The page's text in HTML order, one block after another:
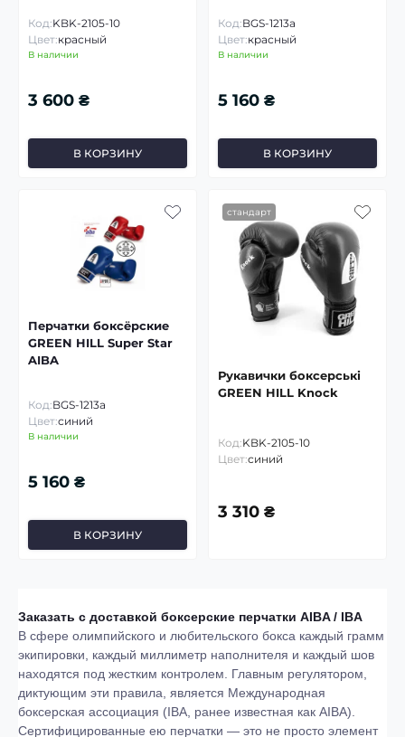
Код:KBK-2105-10
Цвет:красный
В наличии
3 600 ₴
В КОРЗИНУ
Код:BGS-1213a
Цвет:красный
В наличии
5 160 ₴
В КОРЗИНУ
Перчатки боксёрские
GREEN HILL Super Star
AIBA
Код:BGS-1213a
Цвет:синий
В наличии
5 160 ₴
В КОРЗИНУ
стандарт
Рукавички боксерські
GREEN HILL Knock
Код:KBK-2105-10
Цвет:синий
3 310 ₴
Заказать с доставкой боксерские перчатки AIBA / IBA
В сфере олимпийского и любительского бокса каждый грамм
экипировки, каждый миллиметр наполнителя и каждый шов
находятся под жестким контролем. Главным регулятором,
диктующим эти правила, является Международная
боксерская ассоциация (IBA, ранее известная как AIBA).
Сертифицированные ею перчатки — это не просто элемент